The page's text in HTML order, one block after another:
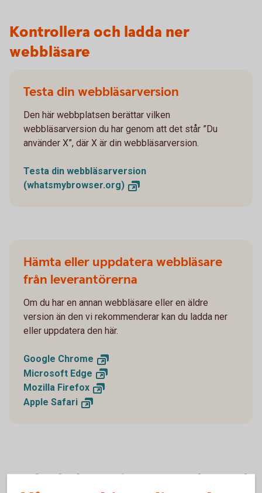
Kontrollera och ladda ner
webbläsare
Testa din webbläsarversion
Den här webbplatsen berättar vilken
webbläsarversion du har genom att det står ”Du
använder X”, där X är din webbläsarversion.
Testa din webbläsarversion
(whatsmybrowser.org)
Hämta eller uppdatera webbläsare
från leverantörerna
Om du har en annan webbläsare eller en äldre
version än den vi rekommenderar kan du ladda ner
eller uppdatera den här.
Google Chrome
Microsoft Edge
Mozilla Firefox
Apple Safari
Varför behöver jag en uppdaterad